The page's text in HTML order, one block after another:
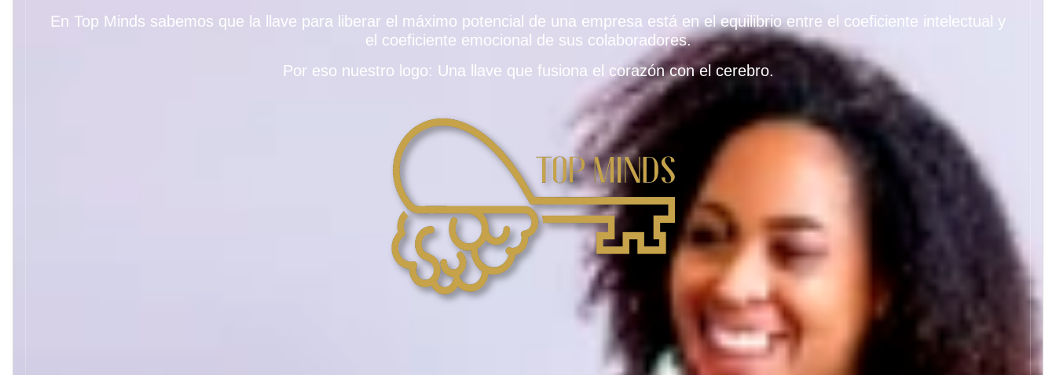
En Top Minds sabemos que la llave para liberar el máximo potencial de una empresa está en el equilibrio entre el coeficiente intelectual y
el coeficiente emocional de sus colaboradores.
Por eso nuestro logo: Una llave que fusiona el corazón con el cerebro.